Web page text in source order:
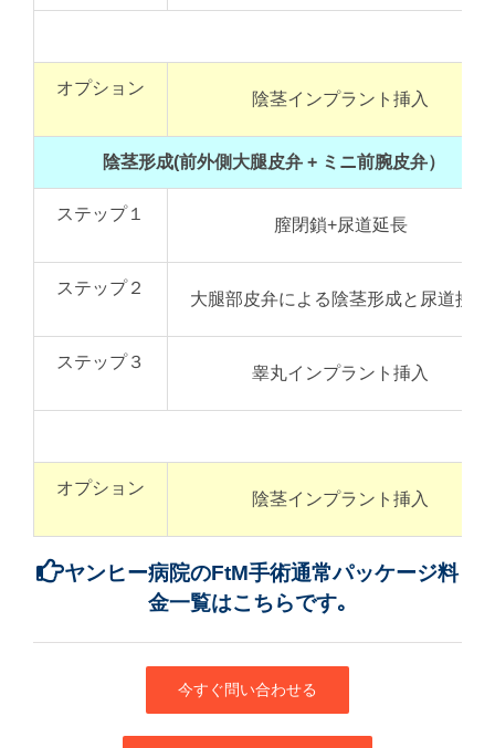
オプション
陰茎インプラント挿入
陰茎形成(前外側大腿皮弁 + ミニ前腕皮弁）
ステップ１
膣閉鎖+尿道延長
ステップ２
大腿部皮弁による陰茎形成と尿道接続
ステップ３
睾丸インプラント挿入
オプション
陰茎インプラント挿入
ヤンヒー病院のFtM手術通常パッケージ料
金一覧はこちらです｡
今すぐ問い合わせる